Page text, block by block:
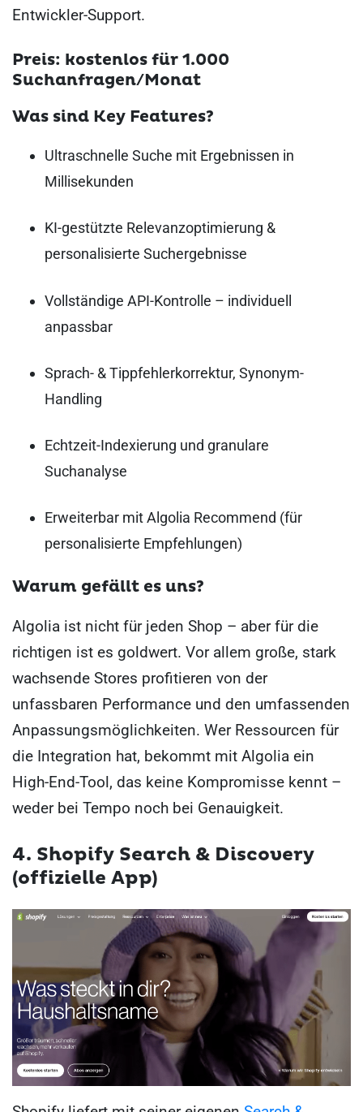
Entwickler-Support.
Preis: kostenlos für 1.000
Suchanfragen/Monat
Was sind Key Features?
Ultraschnelle Suche mit Ergebnissen in
Millisekunden
KI-gestützte Relevanzoptimierung &
personalisierte Suchergebnisse
Vollständige API-Kontrolle – individuell
anpassbar
Sprach- & Tippfehlerkorrektur, Synonym-
Handling
Echtzeit-Indexierung und granulare
Suchanalyse
Erweiterbar mit Algolia Recommend (für
personalisierte Empfehlungen)
Warum gefällt es uns?
Algolia ist nicht für jeden Shop – aber für die
richtigen ist es goldwert. Vor allem große, stark
wachsende Stores profitieren von der
unfassbaren Performance und den umfassenden
Anpassungsmöglichkeiten. Wer Ressourcen für
die Integration hat, bekommt mit Algolia ein
High-End-Tool, das keine Kompromisse kennt –
weder bei Tempo noch bei Genauigkeit.
4. Shopify Search & Discovery
(offizielle App)